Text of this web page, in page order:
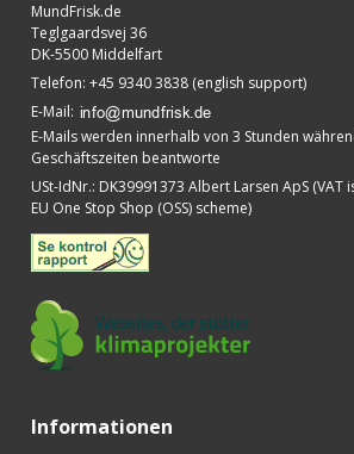
MundFrisk.de
Teglgaardsvej 36
DK-5500 Middelfart
Telefon: +45 9340 3838 (english support)
E-Mail:
E-Mails werden innerhalb von 3 Stunden
Geschäftszeiten beantworte
USt-IdNr.: DK39991373 Albert Larsen ApS
EU One Stop Shop (OSS) scheme)
Informationen